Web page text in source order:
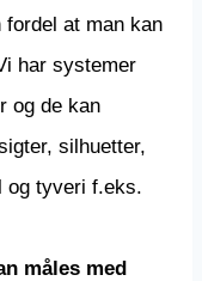
fordel at man kan
har systemer
og de kan
silhuetter,
og tyveri f.eks.
måles med